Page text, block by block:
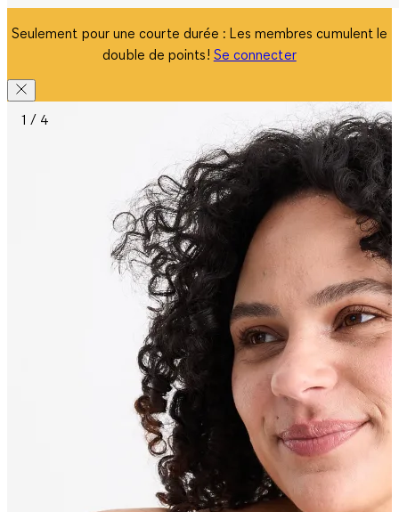
Seulement pour une courte durée : Les membres cumulent le
double de points! Se connecter
1 / 4